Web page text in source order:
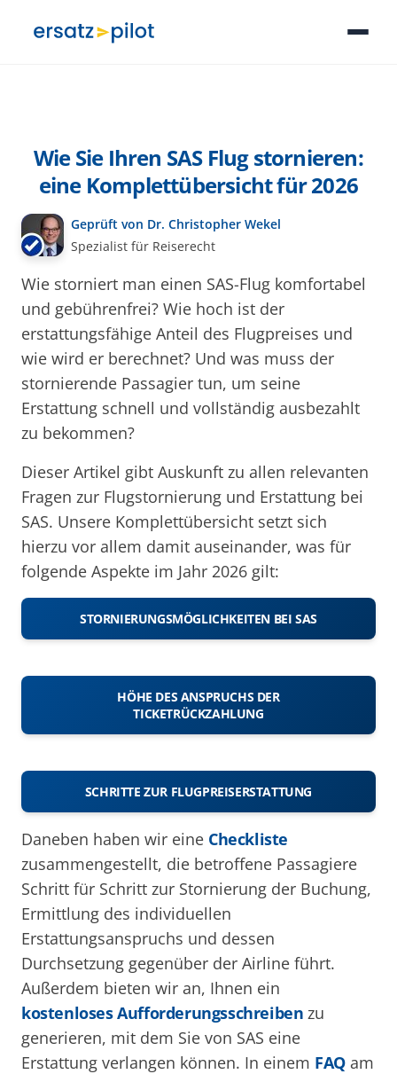
Wie Sie Ihren SAS Flug stornieren:
eine Komplettübersicht für 2026
Geprüft von Dr. Christopher Wekel
Spezialist für Reiserecht
Wie storniert man einen SAS-Flug komfortabel
und gebührenfrei? Wie hoch ist der
erstattungsfähige Anteil des Flugpreises und
wie wird er berechnet? Und was muss der
stornierende Passagier tun, um seine
Erstattung schnell und vollständig ausbezahlt
zu bekommen?
Dieser Artikel gibt Auskunft zu allen relevanten
Fragen zur Flugstornierung und Erstattung bei
SAS. Unsere Komplettübersicht setzt sich
hierzu vor allem damit auseinander, was für
folgende Aspekte im Jahr 2026 gilt:
STORNIERUNGSMÖGLICHKEITEN BEI SAS
HÖHE DES ANSPRUCHS DER
TICKETRÜCKZAHLUNG
SCHRITTE ZUR FLUGPREISERSTATTUNG
Daneben haben wir eine Checkliste
zusammengestellt, die betroffene Passagiere
Schritt für Schritt zur Stornierung der Buchung,
Ermittlung des individuellen
Erstattungsanspruchs und dessen
Durchsetzung gegenüber der Airline führt.
Außerdem bieten wir an, Ihnen ein
kostenloses Aufforderungsschreiben zu
generieren, mit dem Sie von SAS eine
Erstattung verlangen können. In einem FAQam